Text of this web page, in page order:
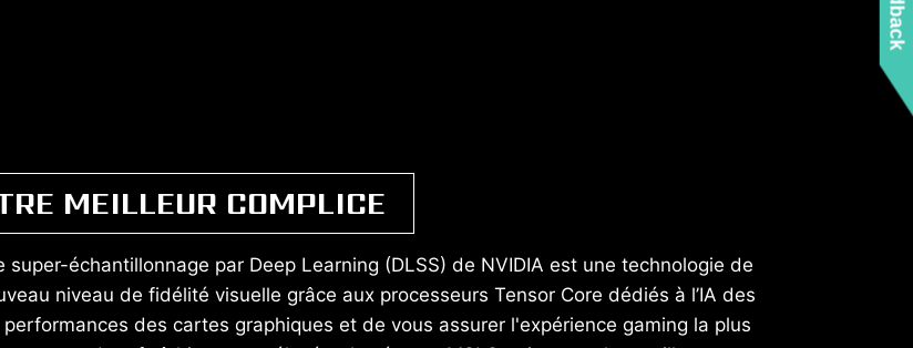
MEILLEUR COMPLICE
super-échantillonnage par Deep Learning (DLSS) de NVIDIA est une technologie de
niveau de fidélité visuelle grâce aux processeurs Tensor Core dédiés à l’IA des
des cartes graphiques et de vous assurer l'expérience gaming la plus